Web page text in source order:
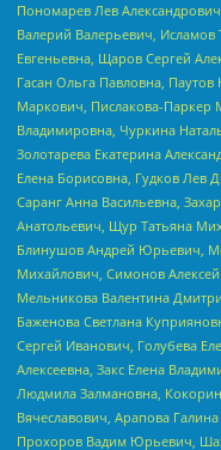
Пономарев Лев
Валерий Валерьевич,
Евгеньевна, Щаров Сергей
Гасан Ольга Павловна,
Маркович, Пислакова-Паркер
Владимировна, Чуркина
Золотарева Екатерина
Елена Борисовна, Гудков
Саранг Анна Васильевна,
Анатольевич, Щур Татьяна
Блинушов Андрей Юрьевич,
Михайлович, Симонов
Мельникова Валентина
Баженова Светлана
Сергей Иванович, Голубева
Алексеевна, Закс Елена
Людмила Залмановна,
Вячеславович, Арапова
Прохоров Вадим Юрьевич,